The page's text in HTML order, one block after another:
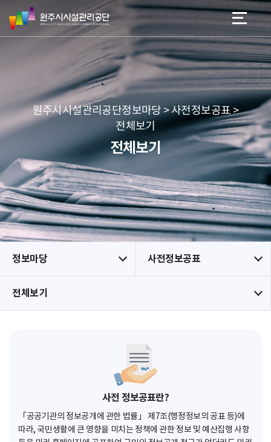
네
본문 바로가기
메뉴 바로가기
원
주
시
리
공
단
원주시시설관리공단정보마당 > 사전정보공표 >
전체보기
전체보기
정보마당 사전정보공표
전체보기
사전 정보공표란?
「공공기관의 정보공개에 관한 법률」 제7조(행정정보의 공표 등)에
따라, 국민생활에 큰 영향을 미치는 정책에 관한 정보 및 예산집행 사항